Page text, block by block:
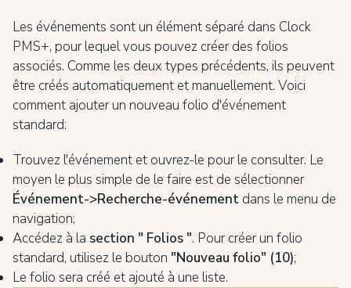
Les événements sont un élément séparé dans Clock
PMS+, pour lequel vous pouvez créer des folios
associés. Comme les deux types précédents, ils peuvent
être créés automatiquement et manuellement. Voici
comment ajouter un nouveau folio d'événement
standard:
Trouvez l'événement et ouvrez-le pour le consulter. Le
moyen le plus simple de le faire est de sélectionner
Événement->Recherche-événement dans le menu de
navigation;
Accédez à la section " Folios ". Pour créer un folio
standard, utilisez le bouton "Nouveau folio" (10);
Le folio sera créé et ajouté à une liste.